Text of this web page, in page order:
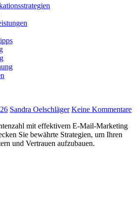
Sandra Oelschläger Keine Kommentare
mit effektivem E-Mail-Marketing
Sie bewährte Strategien, um Ihren
und Vertrauen aufzubauen.